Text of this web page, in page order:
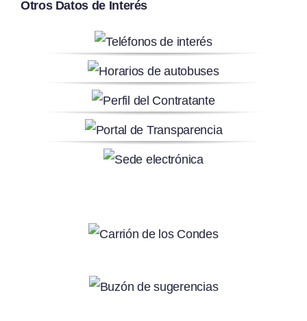
Otros Datos de Interés